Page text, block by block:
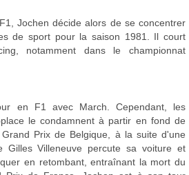
Jochen décide alors de se concentrer
de sport pour la saison 1981. Il court
notamment dans le championnat
en F1 avec March. Cependant, les
le condamnent à partir en fond de
Prix de Belgique, à la suite d'une
Gilles Villeneuve percute sa voiture et
en retombant, entraînant la mort du